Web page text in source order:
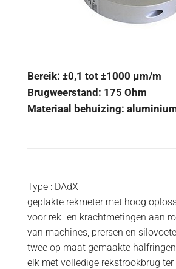
Bereik: ±0,1 tot ±1000 µm/m
Brugweerstand: 175 Ohm
Materiaal behuizing:
Type : DAdX
geplakte rekmeter met hoog
voor rek- en krachtmetingen aan
van machines, prersen en
twee op maat gemaakte
elk met volledige rekstrookbrug